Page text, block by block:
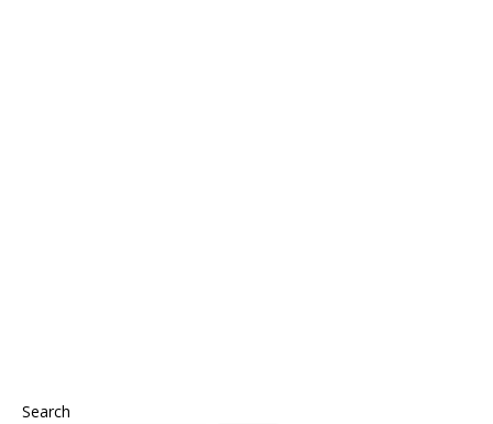
Search